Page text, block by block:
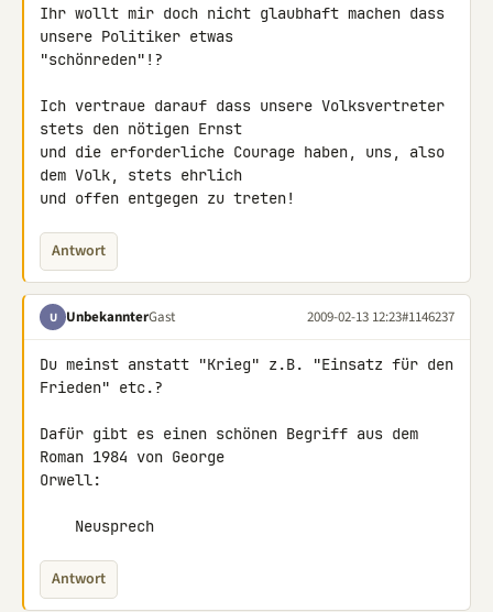
Ihr wollt mir doch nicht glaubhaft machen dass
unsere Politiker etwas
"schönreden"!?
Ich vertraue darauf dass unsere Volksvertreter
stets den nötigen Ernst
und die erforderliche Courage haben, uns, also
dem Volk, stets ehrlich
und offen entgegen zu treten!
Antwort
U UnbekannterGast 2009-02-13 12:23#1146237
Du meinst anstatt "Krieg" z.B. "Einsatz für den
Frieden" etc.?
Dafür gibt es einen schönen Begriff aus dem
Roman 1984 von George
Orwell:
    Neusprech
Antwort